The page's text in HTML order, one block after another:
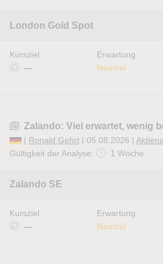
London Gold Spot
Kursziel
—
Erwartung
Neutral
Zalando: Viel erwartet, wenig
| Ronald Gehrt | 05.08.2026 |
Gültigkeit der Analyse:
1 Woche
Zalando SE
Kursziel
—
Erwartung
Neutral